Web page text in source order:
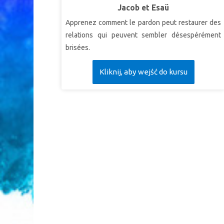
Jacob et Esaü
Apprenez comment le pardon peut restaurer des
relations qui peuvent sembler désespérément
brisées.
Kliknij, aby wejść do kursu